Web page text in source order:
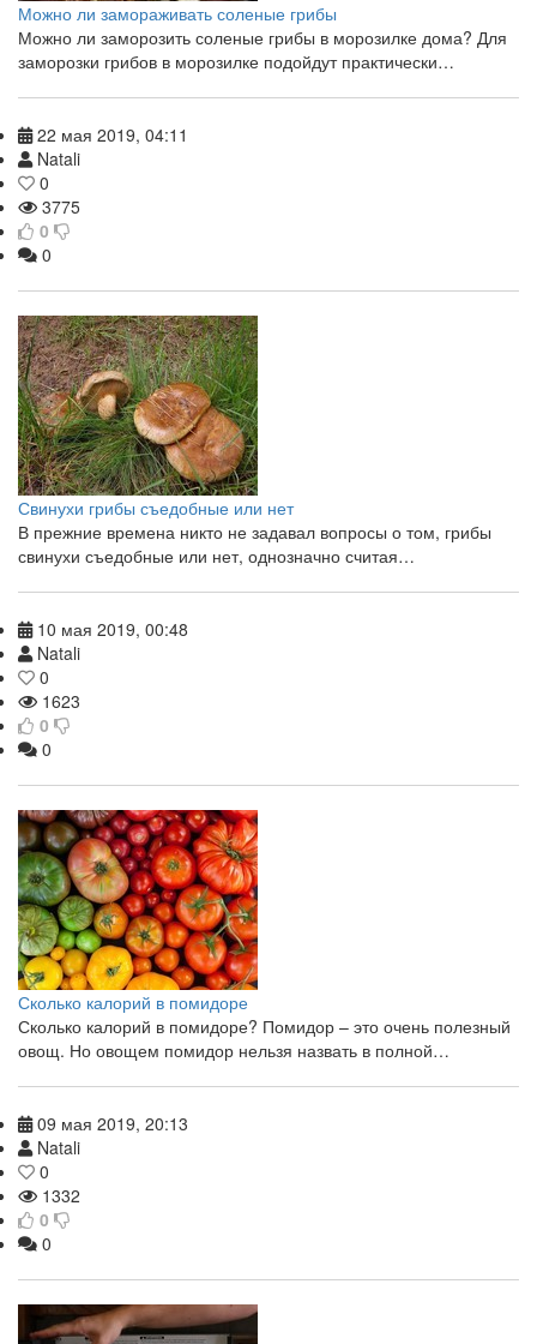
Можно ли замораживать соленые грибы
Можно ли заморозить соленые грибы в морозилке дома? Для
заморозки грибов в морозилке подойдут практически…
22 мая 2019, 04:11
Natali
0
3775
0
0
Свинухи грибы съедобные или нет
В прежние времена никто не задавал вопросы о том, грибы
свинухи съедобные или нет, однозначно считая…
10 мая 2019, 00:48
Natali
0
1623
0
0
Сколько калорий в помидоре
Сколько калорий в помидоре? Помидор – это очень полезный
овощ. Но овощем помидор нельзя назвать в полной…
09 мая 2019, 20:13
Natali
0
1332
0
0